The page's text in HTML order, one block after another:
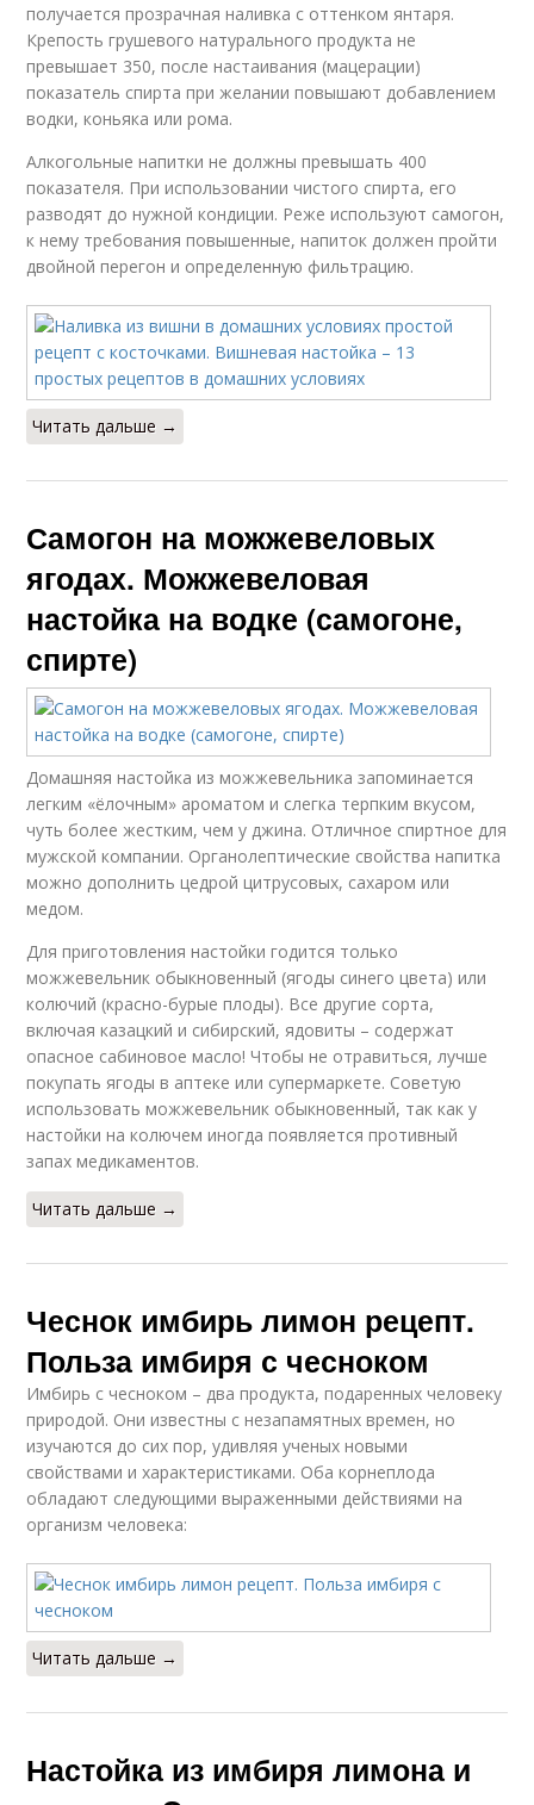
получается прозрачная наливка с оттенком янтаря.
Крепость грушевого натурального продукта не
превышает 350, после настаивания (мацерации)
показатель спирта при желании повышают добавлением
водки, коньяка или рома.
Алкогольные напитки не должны превышать 400
показателя. При использовании чистого спирта, его
разводят до нужной кондиции. Реже используют самогон,
к нему требования повышенные, напиток должен пройти
двойной перегон и определенную фильтрацию.
Читать дальше →
Самогон на можжевеловых
ягодах. Можжевеловая
настойка на водке (самогоне,
спирте)
Домашняя настойка из можжевельника запоминается
легким «ёлочным» ароматом и слегка терпким вкусом,
чуть более жестким, чем у джина. Отличное спиртное для
мужской компании. Органолептические свойства напитка
можно дополнить цедрой цитрусовых, сахаром или
медом.
Для приготовления настойки годится только
можжевельник обыкновенный (ягоды синего цвета) или
колючий (красно-бурые плоды). Все другие сорта,
включая казацкий и сибирский, ядовиты – содержат
опасное сабиновое масло! Чтобы не отравиться, лучше
покупать ягоды в аптеке или супермаркете. Советую
использовать можжевельник обыкновенный, так как у
настойки на колючем иногда появляется противный
запах медикаментов.
Читать дальше →
Чеснок имбирь лимон рецепт.
Польза имбиря с чесноком
Имбирь с чесноком – два продукта, подаренных человеку
природой. Они известны с незапамятных времен, но
изучаются до сих пор, удивляя ученых новыми
свойствами и характеристиками. Оба корнеплода
обладают следующими выраженными действиями на
организм человека:
Читать дальше →
Настойка из имбиря лимона и